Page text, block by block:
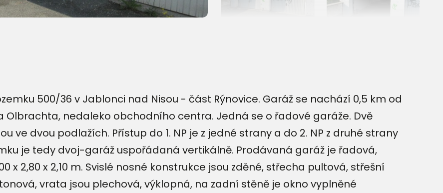
500/36 v Jablonci nad Nisou - část Rýnovice. Garáž se nachází 0,5 km od
Olbrachta, nedaleko obchodního centra. Jedná se o řadové garáže. Dvě
ve dvou podlažích. Přístup do 1. NP je z jedné strany a do 2. NP z druhé strany
je tedy dvoj-garáž uspořádaná vertikálně. Prodávaná garáž je řadová,
x 2,80 x 2,10 m. Svislé nosné konstrukce jsou zděné, střecha pultová, střešní
vrata jsou plechová, výklopná, na zadní stěně je okno vyplněné